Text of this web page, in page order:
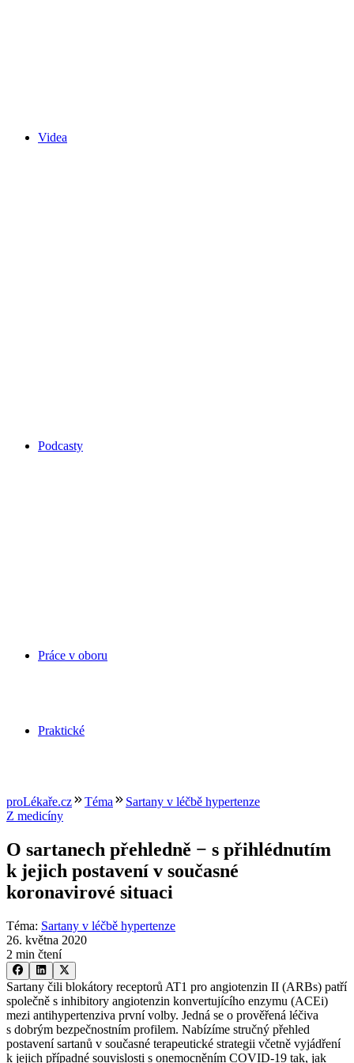
Videa
Podcasty
Práce v oboru
Praktické
proLékaře.cz Téma
Sartany v léčbě hypertenze
Z medicíny
O sartanech přehledně −⁠ s přihlédnutím
k jejich postavení v současné
koronavirové situaci
Téma: Sartany v léčbě hypertenze
26. května 2020
2 min čtení
Sartany čili blokátory receptorů AT1 pro angiotenzin II (ARBs) patří
společně s inhibitory angiotenzin konvertujícího enzymu (ACEi)
mezi antihypertenziva první volby. Jedná se o prověřená léčiva
s dobrým bezpečnostním profilem. Nabízíme stručný přehled
postavení sartanů v současné terapeutické strategii včetně vyjádření
k jejich případné souvislosti s onemocněním COVID-19 tak, jak